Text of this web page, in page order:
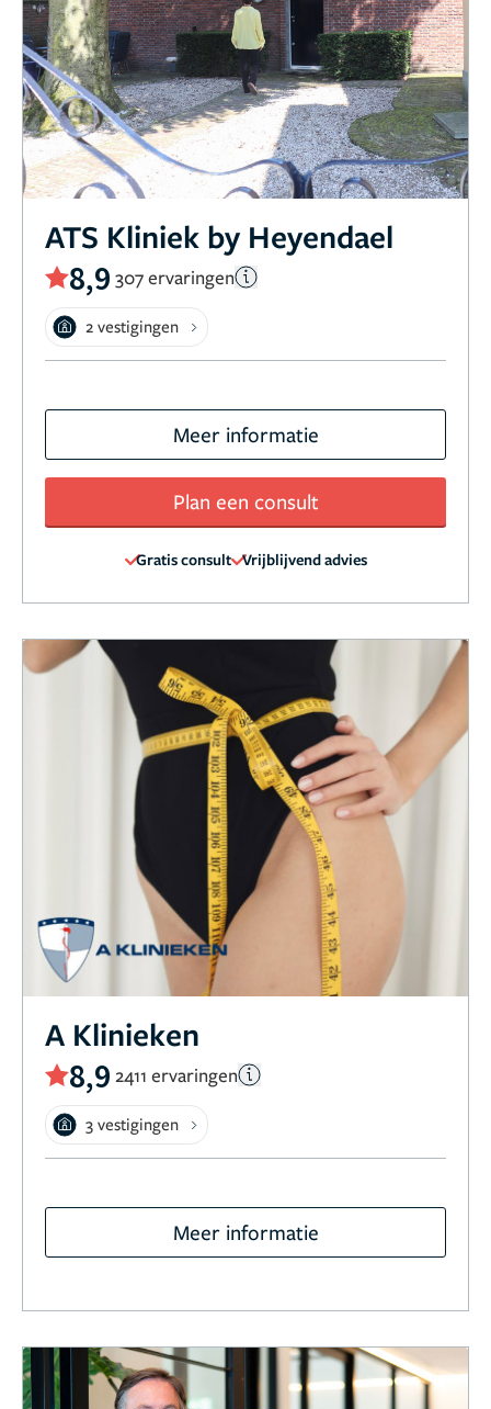
ATS Kliniek by Heyendael
8,9 307 ervaringen
2 vestigingen
Meer informatie
Plan een consult
Gratis consult Vrijblijvend advies
A Klinieken
8,9 2411 ervaringen
3 vestigingen
Meer informatie